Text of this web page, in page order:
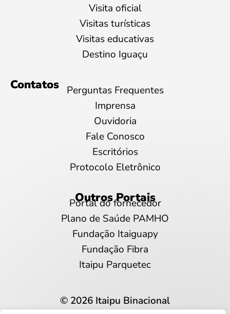
Visita oficial
Visitas turísticas
Visitas educativas
Destino Iguaçu
Contatos
Perguntas Frequentes
Imprensa
Ouvidoria
Fale Conosco
Escritórios
Protocolo Eletrônico
Outros Portais
Portal do fornecedor
Plano de Saúde PAMHO
Fundação Itaiguapy
Fundação Fibra
Itaipu Parquetec
© 2026 Itaipu Binacional